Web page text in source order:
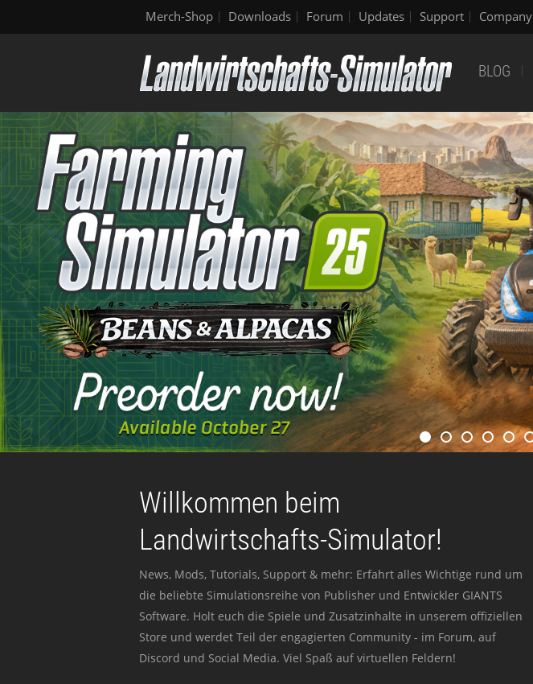
Merch-Shop Downloads Forum Updates Support Company
BLOG
Willkommen beim
Landwirtschafts-Simulator!
News, Mods, Tutorials, Support & mehr: Erfahrt alles Wichtige rund um
die beliebte Simulationsreihe von Publisher und Entwickler GIANTS
Software. Holt euch die Spiele und Zusatzinhalte in unserem offiziellen
Store und werdet Teil der engagierten Community - im Forum, auf
Discord und Social Media. Viel Spaß auf virtuellen Feldern!